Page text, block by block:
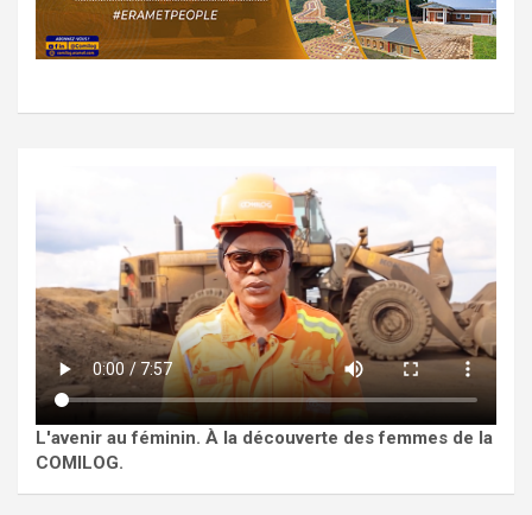
L'avenir au féminin. À la découverte des femmes de la
COMILOG.